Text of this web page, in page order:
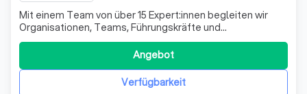
Mit einem Team von über 15 Expert:innen begleiten wir
Organisationen, Teams, Führungskräfte und
Einzelpersonen seit rund 20 Jahren dabei, ihre
Veränderungs- und Entwicklungsziele schneller, gezielter
und nachhaltig zu erreichen. Mit unserem breit
aufgestelltem Team finden wir für jedes Ihrer Anliege
Verfügbarkeit
Angebot